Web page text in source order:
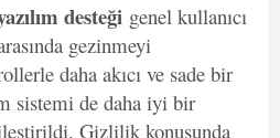
desteği genel kullanıcı
gezinmeyi
daha akıcı ve sade bir
sistemi de daha iyi bir
Gizlilik konusunda